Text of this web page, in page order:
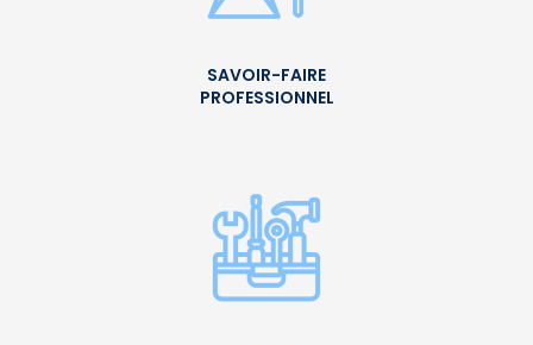
SAVOIR-FAIRE
PROFESSIONNEL